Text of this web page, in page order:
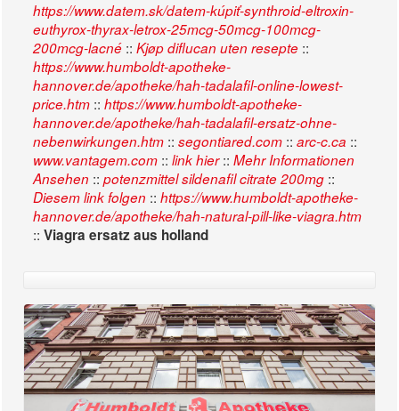
https://www.datem.sk/datem-kúpiť-synthroid-eltroxin-
euthyrox-thyrax-letrox-25mcg-50mcg-100mcg-
200mcg-lacné :: Kjøp diflucan uten resepte ::
https://www.humboldt-apotheke-
hannover.de/apotheke/hah-tadalafil-online-lowest-
price.htm :: https://www.humboldt-apotheke-
hannover.de/apotheke/hah-tadalafil-ersatz-ohne-
nebenwirkungen.htm :: segontiared.com :: arc-c.ca ::
www.vantagem.com :: link hier:: Mehr Informationen
Ansehen :: potenzmittel sildenafil citrate 200mg ::
Diesem link folgen :: https://www.humboldt-apotheke-
hannover.de/apotheke/hah-natural-pill-like-viagra.htm
:: Viagra ersatz aus holland